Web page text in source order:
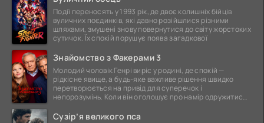
Події переносять у 1993 рік, де двоє колишніх бійців
вуличних поєдинків, які давно розійшлися різними
шляхами, змушені знову повернутися до світу жорстоких
сутичок. Їх спокій порушує поява загадкової
Знайомство з Факерами 3
Молодий чоловік Генрі виріс у родині, де спокій —
рідкісне явище, а будь-яке важливе рішення швидко
перетворюється на привід для суперечок і
непорозумінь. Коли він оголошує про намір одружитися,
Сузір’я великого пса